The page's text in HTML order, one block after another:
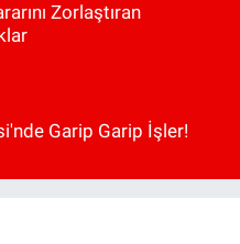
Zorlaştıran
Garip Garip İşler!